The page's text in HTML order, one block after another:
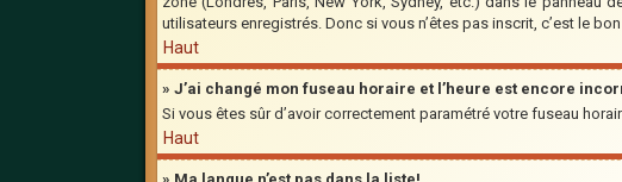
utilisateurs enregistrés. Donc si vous n’êtes pas inscrit, c’est le
Haut
» J’ai changé mon fuseau horaire et l’heure est encore
Si vous êtes sûr d’avoir correctement paramétré votre fuseau
Haut